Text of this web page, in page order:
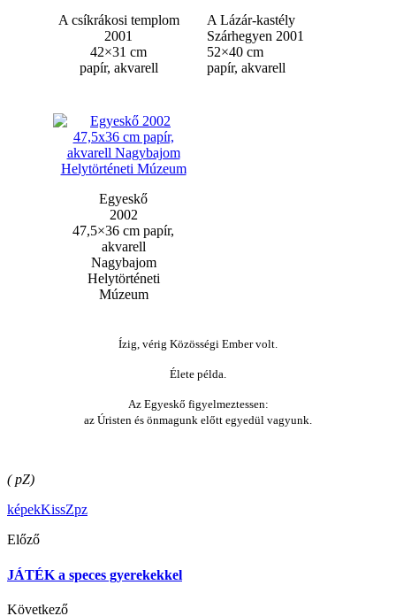
A csíkrákosi templom
2001
42×31 cm
papír, akvarell
A Lázár-kastély
Szárhegyen 2001
52×40 cm
papír, akvarell
Egyeskő
2002
47,5×36 cm papír,
akvarell
Nagybajom
Helytörténeti
Múzeum
Ízig, vérig Közösségi Ember volt.
Élete példa.
Az Egyeskő figyelmeztessen:
az Úristen és önmagunk előtt egyedül vagyunk.
( pZ)
képekKissZpz
Előző
JÁTÉK a speces gyerekekkel
Következő